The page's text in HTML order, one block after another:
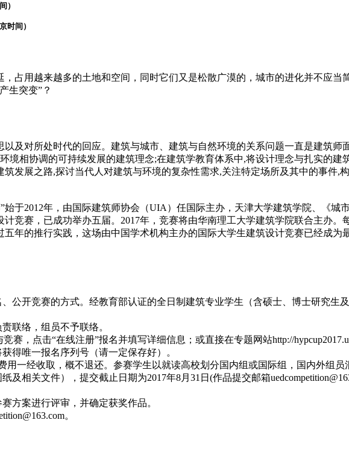
）
时间）
，占用越来越多的土地和空间，同时它们又是松散广漠的，城市的进化并不应
生突变”？
及对所处时代的回应。建筑与城市、建筑与自然环境的关系问题一直是建筑
境相协调的可持续发展的建筑理念;在建筑学教育体系中,将设计理念与扎实的
筑发展之路,探讨当代人对建筑与环境的复杂性需求,关注特定场所及其中的事件
于2012年，由国际建筑师协会（UIA）任国际主办，天津大学建筑学院、《城
竞赛，已成功举办五届。2017年，竞赛将由华南理工大学建筑学院联合主办
五年的推行实践，这场由中国学术机构主办的国际大学生建筑设计竞赛已经成
公开竞赛的方式。经教育部认证的全日制建筑专业学生（含硕士、博士研究生
联络，组员不予联络。
赛，点击“在线注册”报名并填写详细信息；或直接在专题网站http://
得唯一报名序列号（请一定保存好）。
用一经收取，概不退还。参赛学生以就读高校划分国内组或国际组，国内外组员
及相关文件），提交截止日期为2017年8月31日(作品提交邮箱
方案进行评审，并确定获奖作品。
。